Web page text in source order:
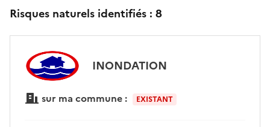
Risques naturels identifiés : 8
INONDATION
sur ma commune : EXISTANT